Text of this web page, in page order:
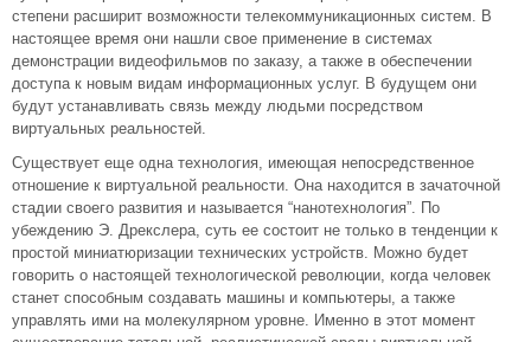
степени расширит возможности телекоммуникационных систем. В
настоящее время они нашли свое применение в системах
демонстрации видеофильмов по заказу, а также в обеспечении
доступа к новым видам информационных услуг. В будущем они
будут устанавливать связь между людьми посредством
виртуальных реальностей.
Существует еще одна технология, имеющая непосредственное
отношение к виртуальной реальности. Она находится в зачаточной
стадии своего развития и называется “нанотехнология”. По
убеждению Э. Дрекслера, суть ее состоит не только в тенденции к
простой миниатюризации технических устройств. Можно будет
говорить о настоящей технологической революции, когда человек
станет способным создавать машины и компьютеры, а также
управлять ими на молекулярном уровне. Именно в этот момент